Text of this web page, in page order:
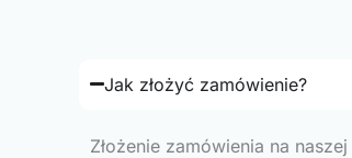
Jak złożyć zamówienie?
Złożenie zamówienia na